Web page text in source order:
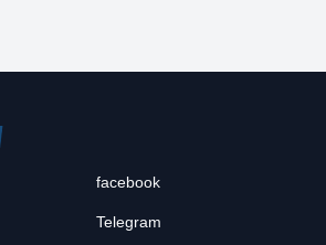
facebook
Telegram